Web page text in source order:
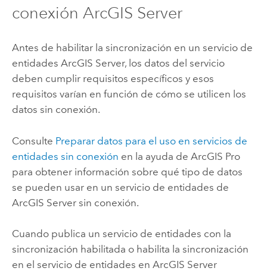
conexión ArcGIS Server
Antes de habilitar la sincronización en un servicio de
entidades ArcGIS Server, los datos del servicio
deben cumplir requisitos específicos y esos
requisitos varían en función de cómo se utilicen los
datos sin conexión.
Consulte Preparar datos para el uso en servicios de
entidades sin conexión en la ayuda de ArcGIS Pro
para obtener información sobre qué tipo de datos
se pueden usar en un servicio de entidades de
ArcGIS Serversin conexión.
Cuando publica un servicio de entidades con la
sincronización habilitada o habilita la sincronización
en el servicio de entidades en ArcGIS Server